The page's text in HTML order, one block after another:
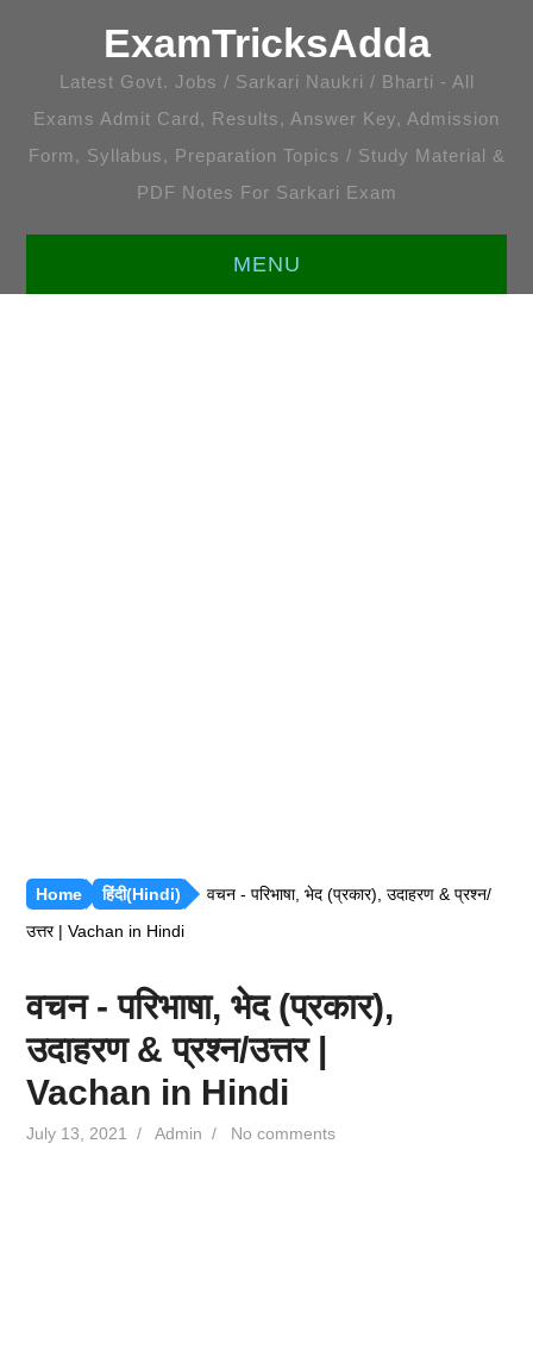
ExamTricksAdda
Latest Govt. Jobs / Sarkari Naukri / Bharti - All
Exams Admit Card, Results, Answer Key, Admission
Form, Syllabus, Preparation Topics / Study Material &
PDF Notes For Sarkari Exam
MENU
Home हिंदी(Hindi)
वचन - परिभाषा, भेद (प्रकार), उदाहरण & प्रश्न/
उत्तर | Vachan in Hindi
वचन - परिभाषा, भेद (प्रकार),
उदाहरण & प्रश्न/उत्तर |
Vachan in Hindi
July 13, 2021 /Admin / No comments